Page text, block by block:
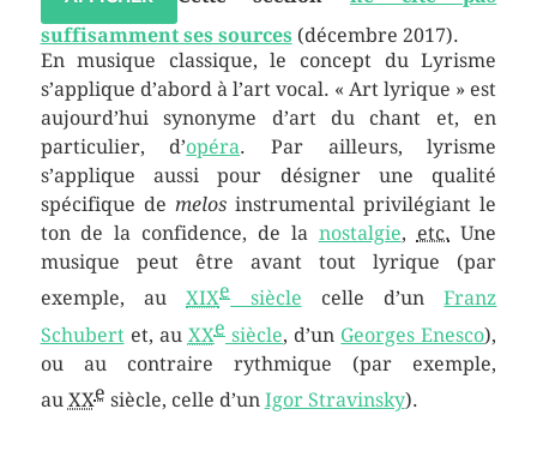
suffisamment ses sources (décembre 2017).
En musique classique, le concept du Lyrisme
s’applique d’abord à l’art vocal. « Art lyrique » est
aujourd’hui synonyme d’art du chant et, en
particulier, d’opéra. Par ailleurs, lyrisme
s’applique aussi pour désigner une qualité
spécifique de melosinstrumental privilégiant le
ton de la confidence, de la nostalgie, etc. Une
musique peut être avant tout lyrique (par
exemple, auXIXesiècle celle d’unFranz
Schubertet, au XXesiècle, d’un Georges Enesco),
ou au contraire rythmique (par exemple,
au XXe siècle, celle d’un Igor Stravinsky).